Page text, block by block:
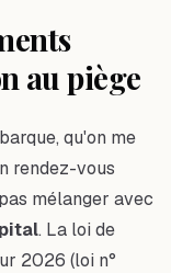
au piège
qu'on me
rendez-vous
mélanger avec
. La loi de
2026 (loi n°